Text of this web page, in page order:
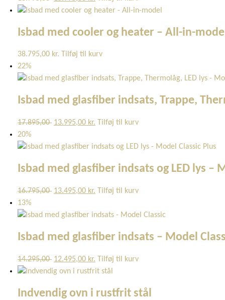
oprindelige
var:
aktuelle
er:
Isbad med cooler og heater – All-in-
38.795,00 kr. Tilføj til kurv
22%
Isbad med glasfiber indsats, Trappe,
17.895,00 Den
pris
17.895,00 kr..
13.995,00 kr. Den
pris
13.995,00 kr..
Tilføj til kurv
20%
Isbad med glasfiber indsats og LED lys –
16.795,00 Den
pris
16.795,00 kr..
13.495,00 kr. Den
pris
13.495,00 kr..
Tilføj til kurv
13%
Isbad med glasfiber indsats – Model
14.295,00 Den
oprindelige
var:
12.495,00 kr. Den
aktuelle
er:
Tilføj til kurv
Indvendig ovn i rustfrit stål